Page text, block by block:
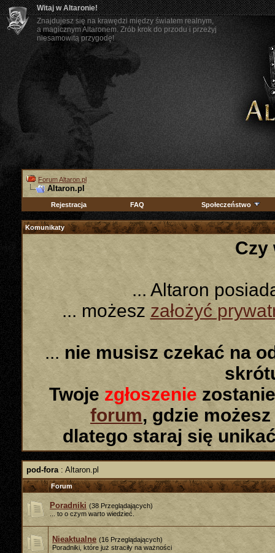
Witaj w Altaronie!
Znajdujesz się na krawędzi między światem realnym,
a magicznym Altaronem. Zrób krok do przodu i przeżyj
niesamowitą przygodę!
Forum Altaron.pl
Altaron.pl
Rejestracja FAQ Społeczeństwo
Komunikaty
Czy
... Altaron
... możeszzałożyć
... nie musisz czekać na
Twoje zgłoszenie
forum, gdzie
dlatego staraj się
pod-fora : Altaron.pl
Forum
Poradniki (38 Przeglądających)
... to o czym warto wiedzieć.
Nieaktualne (16 Przeglądających)
Poradniki, które już straciły na ważności